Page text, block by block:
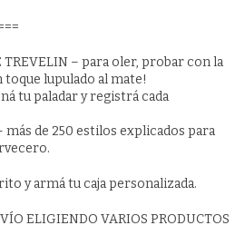
TREVELIN – para oler, probar con la
toque lupulado al mate!
tu paladar y registrá cada
más de 250 estilos explicados para
y armá tu caja personalizada.
ELIGIENDO VARIOS PRODUCTOS